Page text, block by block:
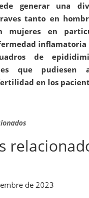
generar una
tanto en
mujeres en
inflamatoria
de
que
en los
de 2023